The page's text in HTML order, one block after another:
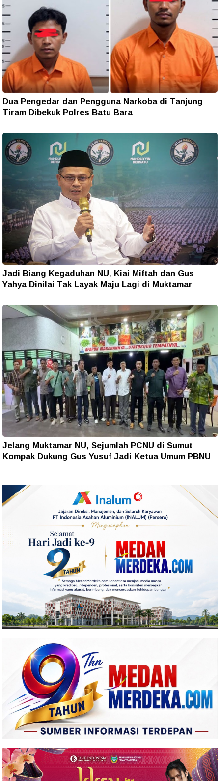
Dua Pengedar dan Pengguna Narkoba di Tanjung
Tiram Dibekuk Polres Batu Bara
Jadi Biang Kegaduhan NU, Kiai Miftah dan Gus
Yahya Dinilai Tak Layak Maju Lagi di Muktamar
Jelang Muktamar NU, Sejumlah PCNU di Sumut
Kompak Dukung Gus Yusuf Jadi Ketua Umum PBNU